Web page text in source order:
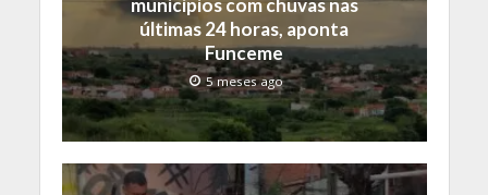
municípios com chuvas nas
últimas 24 horas, aponta
Funceme
5 meses ago